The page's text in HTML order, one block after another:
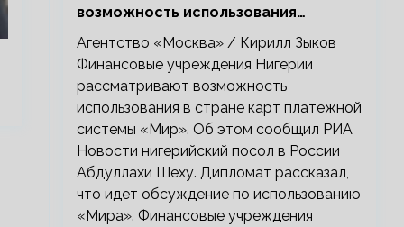
возможность использования
платежной системы «Мир»
Агентство «Москва» / Кирилл Зыков
Финансовые учреждения Нигерии
рассматривают возможность
использования в стране карт платежной
системы «Мир». Об этом сообщил РИА
Новости нигерийский посол в России
Абдуллахи Шеху. Дипломат рассказал,
что идет обсуждение по использованию
«Мира». Финансовые учреждения